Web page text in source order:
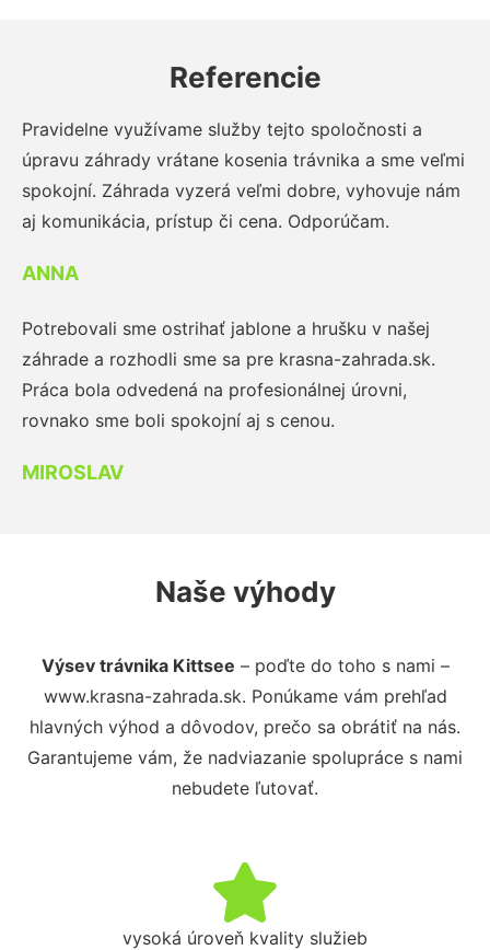
Referencie
Pravidelne využívame služby tejto spoločnosti a
úpravu záhrady vrátane kosenia trávnika a sme veľmi
spokojní. Záhrada vyzerá veľmi dobre, vyhovuje nám
aj komunikácia, prístup či cena. Odporúčam.
ANNA
Potrebovali sme ostrihať jablone a hrušku v našej
záhrade a rozhodli sme sa pre krasna-zahrada.sk.
Práca bola odvedená na profesionálnej úrovni,
rovnako sme boli spokojní aj s cenou.
MIROSLAV
Naše výhody
Výsev trávnika Kittsee – poďte do toho s nami –
www.krasna-zahrada.sk. Ponúkame vám prehľad
hlavných výhod a dôvodov, prečo sa obrátiť na nás.
Garantujeme vám, že nadviazanie spolupráce s nami
nebudete ľutovať.
vysoká úroveň kvality služieb